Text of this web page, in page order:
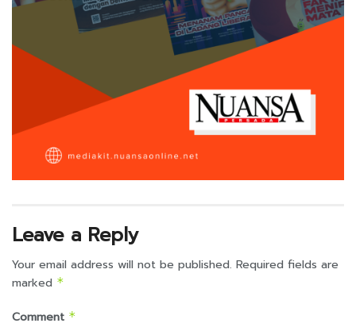
Leave a Reply
Your email address will not be published. Required fields are
marked *
Comment *